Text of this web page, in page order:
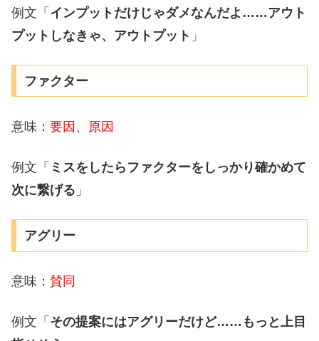
例文「 インプットだけじゃダメなんだよ……アウト
プットしなきゃ、アウトプット 」
ファクター
意味： 要因 、 原因
例文「 ミスをしたらファクターをしっかり確かめて
次に繋げる 」
アグリー
意味： 賛同
例文「 その提案にはアグリーだけど……もっと上目